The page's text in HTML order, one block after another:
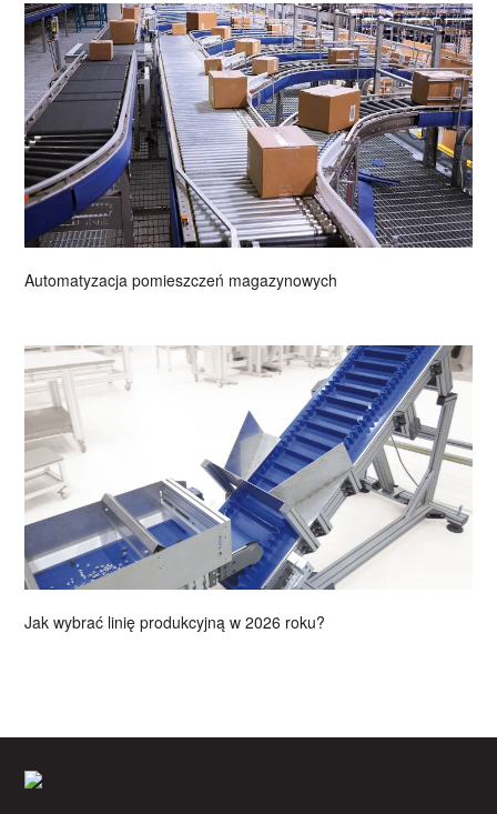
Automatyzacja pomieszczeń magazynowych
Jak wybrać linię produkcyjną w 2026 roku?